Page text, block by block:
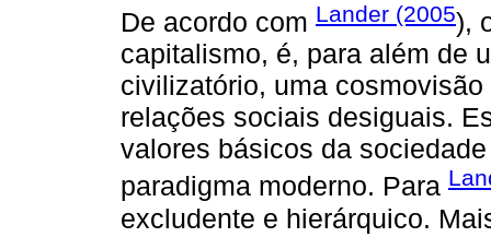
De acordo com Lander (2005),
capitalismo, é, para além de
civilizatório, uma
relações sociais desiguais.
valores básicos da
paradigma moderno. Para
excludente e hierárquico.